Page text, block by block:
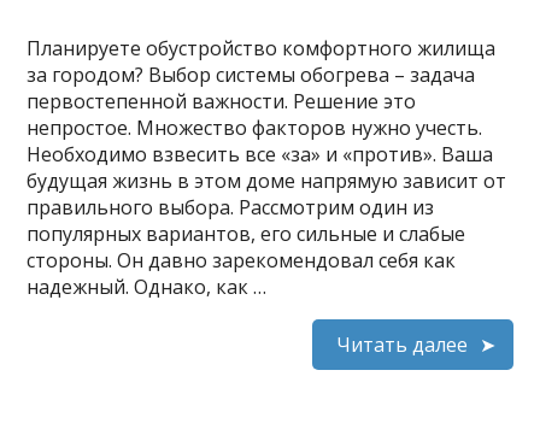
Планируете обустройство комфортного жилища
за городом? Выбор системы обогрева – задача
первостепенной важности. Решение это
непростое. Множество факторов нужно учесть.
Необходимо взвесить все «за» и «против». Ваша
будущая жизнь в этом доме напрямую зависит от
правильного выбора. Рассмотрим один из
популярных вариантов, его сильные и слабые
стороны. Он давно зарекомендовал себя как
надежный. Однако, как …
Читать далее